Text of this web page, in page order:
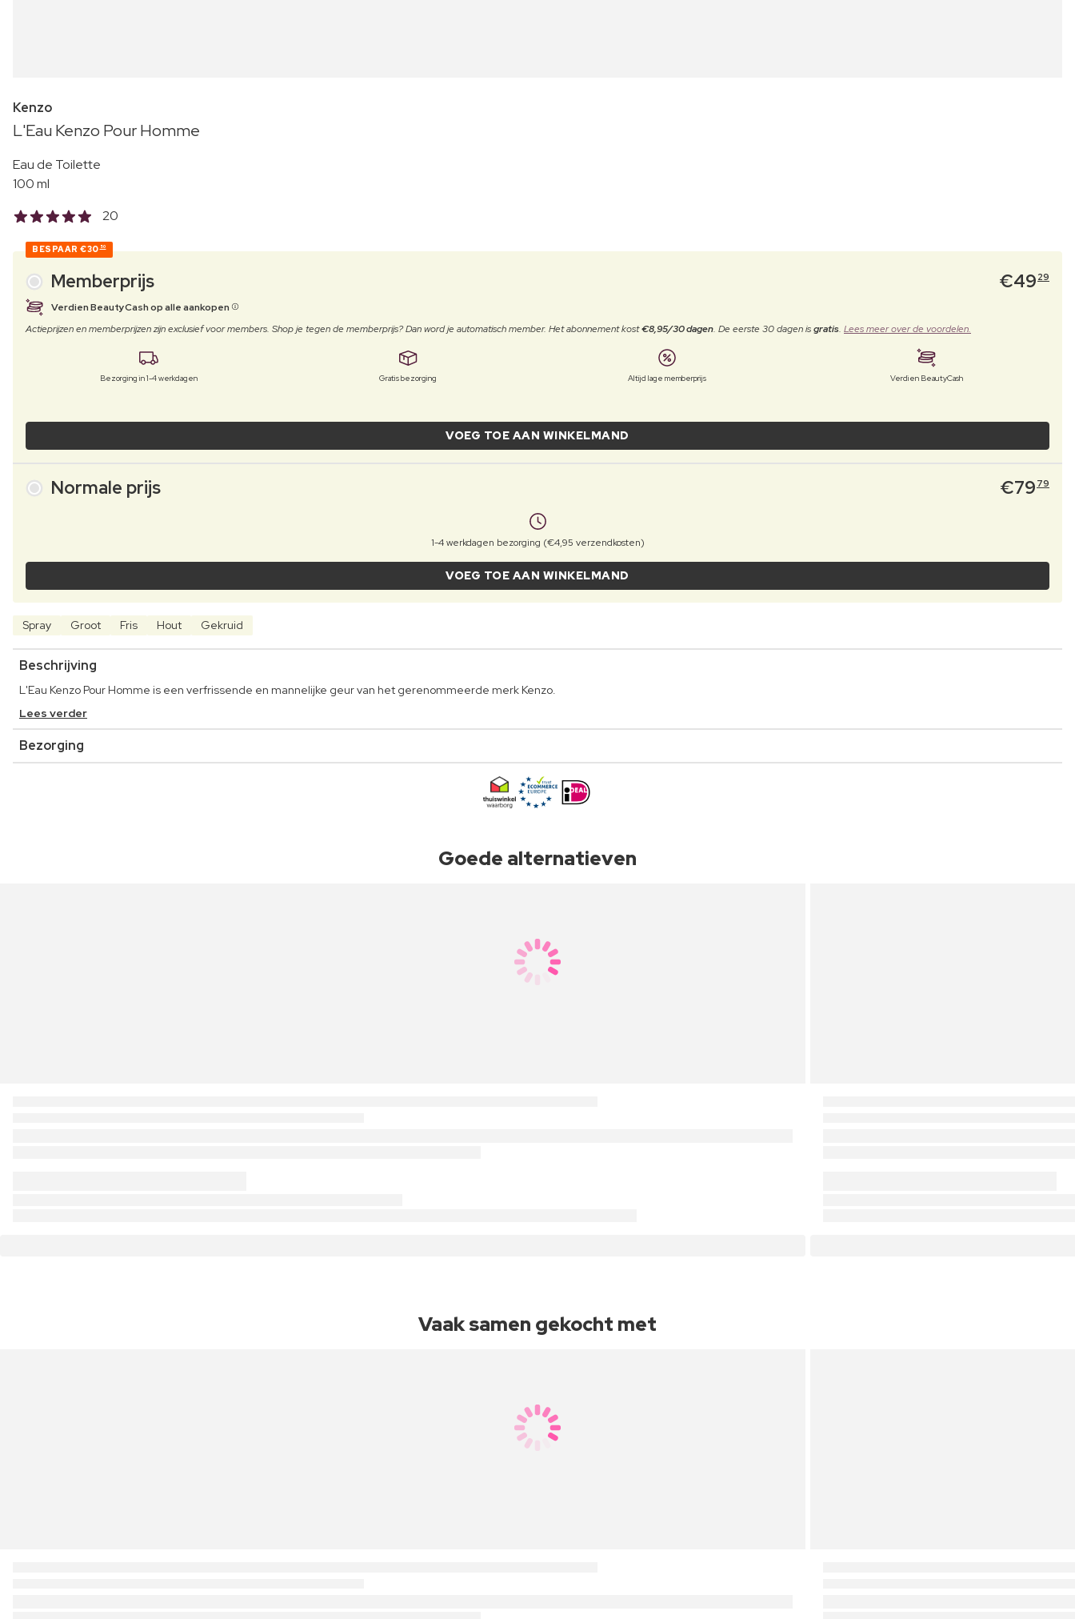
Kenzo
L'Eau Kenzo Pour Homme
Eau de Toilette
100 ml
20
BESPAAR €30 50
Memberprijs €49 29
Verdien BeautyCash op alle aankopen
Actieprijzen en memberprijzen zijn exclusief voor members. Shop je tegen de memberprijs? Dan word je automatisch member. Het abonnement kost€8,95/30 dagen. De eerste 30 dagen isgratis. Lees meer over de voordelen.
Bezorging in 1-4 werkdagen Gratis bezorging Altijd lage memberprijs Verdien BeautyCash
VOEG TOE AAN WINKELMAND
Normale prijs €79 79
1-4 werkdagen bezorging (€4,95 verzendkosten)
VOEG TOE AAN WINKELMAND
Spray Groot Fris Hout Gekruid
Beschrijving
L'Eau Kenzo Pour Homme is een verfrissende en mannelijke geur van het gerenommeerde merk Kenzo.
Lees verder
Bezorging
Goede alternatieven
Vaak samen gekocht met